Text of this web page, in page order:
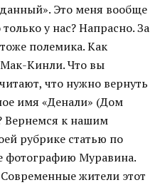
Это меня вообще
у нас? Напрасно. За
полемика. Как
Кинли. Что вы
что нужно вернуть
имя «Денали» (Дом
Вернемся к нашим
рубрике статью по
фотографию Муравина.
жители этот